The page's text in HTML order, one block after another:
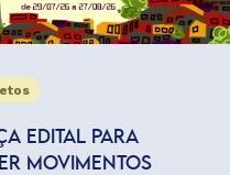
EDITAL PARA
MOVIMENTOS